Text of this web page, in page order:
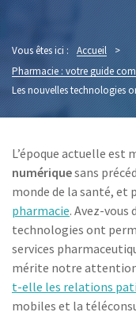
Vous êtes ici : Accueil
>
Pharmacie : votre guide
Les nouvelles technologies
L’époque actuelle est
numériquesans
monde de la santé, et
pharmacie. Avez-
technologies ont
services
mérite notre
t-elle les relations
mobiles et la